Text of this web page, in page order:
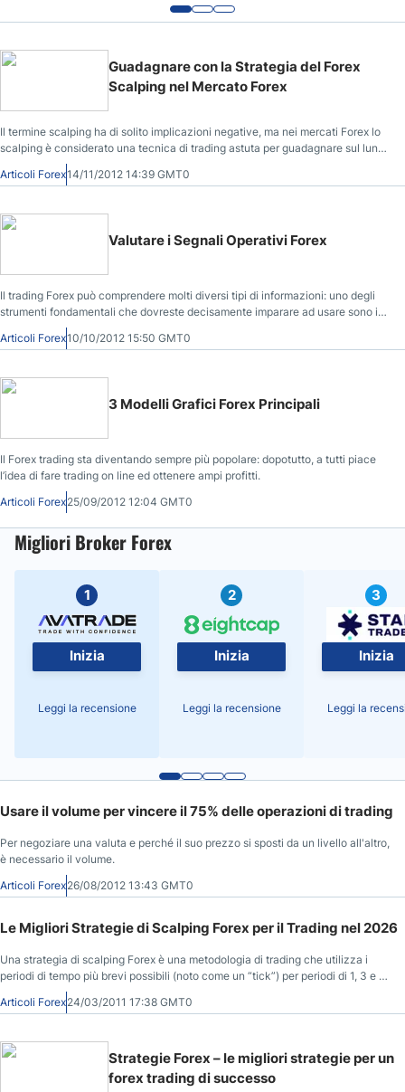
Guadagnare con la Strategia del Forex
Scalping nel Mercato Forex
Il termine scalping ha di solito implicazioni negative, ma nei mercati Forex lo
scalping è considerato una tecnica di trading astuta per guadagnare sul lungo
Articoli Forex14/11/2012 14:39 GMT0
Valutare i Segnali Operativi Forex
Il trading Forex può comprendere molti diversi tipi di informazioni: uno degli
strumenti fondamentali che dovreste decisamente imparare ad usare sono i
Segnali Operativi Forex. Dunque, cosa sono esattamente?
Articoli Forex10/10/2012 15:50 GMT0
3 Modelli Grafici Forex Principali
Il Forex trading sta diventando sempre più popolare: dopotutto, a tutti piace
l’idea di fare trading on line ed ottenere ampi profitti.
Articoli Forex25/09/2012 12:04 GMT0
Migliori Broker Forex
1
Inizia
Leggi la recensione
2
Inizia
Leggi la recensione
3
Inizia
Leggi la
Usare il volume per vincere il 75% delle operazioni di trading
Per negoziare una valuta e perché il suo prezzo si sposti da un livello all'altro,
è necessario il volume.
Articoli Forex26/08/2012 13:43 GMT0
Le Migliori Strategie di Scalping Forex per il Trading nel 2026
Una strategia di scalping Forex è una metodologia di trading che utilizza i
periodi di tempo più brevi possibili (noto come un “tick”) per periodi di 1, 3 e 5
Articoli Forex24/03/2011 17:38 GMT0
Strategie Forex – le migliori strategie per un
forex trading di successo